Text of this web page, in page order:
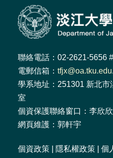
聯絡電話：02-2621-5656
電郵信箱：
學系地址：251301 新北
室
個資保護聯絡窗口：李欣欣
網頁維護：郭軒宇
個資政策 隱私權政策 個